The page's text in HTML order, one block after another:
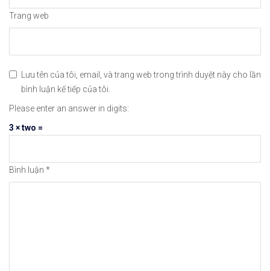
Trang web
Lưu tên của tôi, email, và trang web trong trình duyệt này cho lần
bình luận kế tiếp của tôi.
Please enter an answer in digits:
3 × two =
Bình luận *